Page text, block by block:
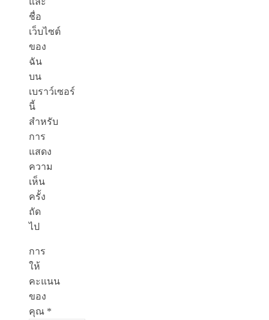
ชื่อ
เว็บไซต์
ของ
ฉัน
บน
เบราว์เซอร์
นี้
สำหรับ
การ
แสดง
ความ
เห็น
ครั้ง
ถัด
ไป
การ
ให้
คะแนน
ของ
คุณ *